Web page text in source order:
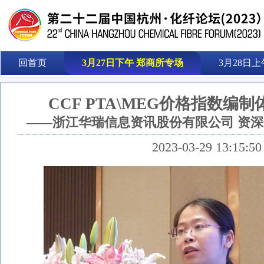
回首页 3月27日下午 郑商所专场 3月28日上
CCF PTA\MEG价格指数编制
——浙江华瑞信息资讯股份有限公司 资
2023-03-29 13:15:50